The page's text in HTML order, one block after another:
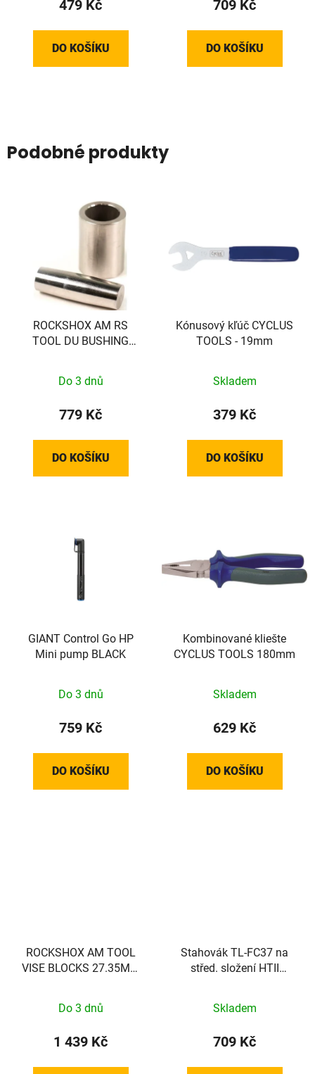
479 Kč
DO KOŠÍKU
709 Kč
DO KOŠÍKU
Podobné produkty
ROCKSHOX AM RS
TOOL DU BUSHING
Do 3 dnů
779 Kč
DO KOŠÍKU
Kónusový kľúč CYCLUS
TOOLS - 19mm
Skladem
379 Kč
DO KOŠÍKU
GIANT Control Go HP
Mini pump BLACK
Do 3 dnů
759 Kč
DO KOŠÍKU
Kombinované kliešte
CYCLUS TOOLS 180mm
Skladem
629 Kč
DO KOŠÍKU
ROCKSHOX AM TOOL
VISE BLOCKS 27.35MM
Do 3 dnů
1 439 Kč
Stahovák TL-FC37 na
střed. složení HTII
Skladem
709 Kč